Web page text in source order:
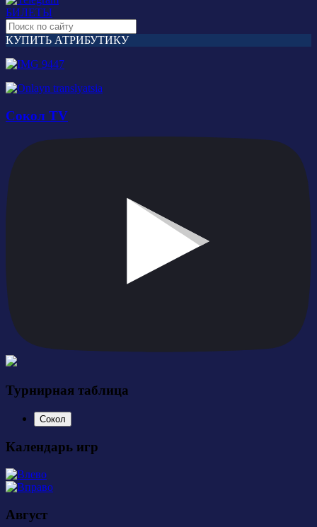
БИЛЕТЫ
КУПИТЬ АТРИБУТИКУ
Сокол TV
Турнирная таблица
Сокол
Календарь игр
Август